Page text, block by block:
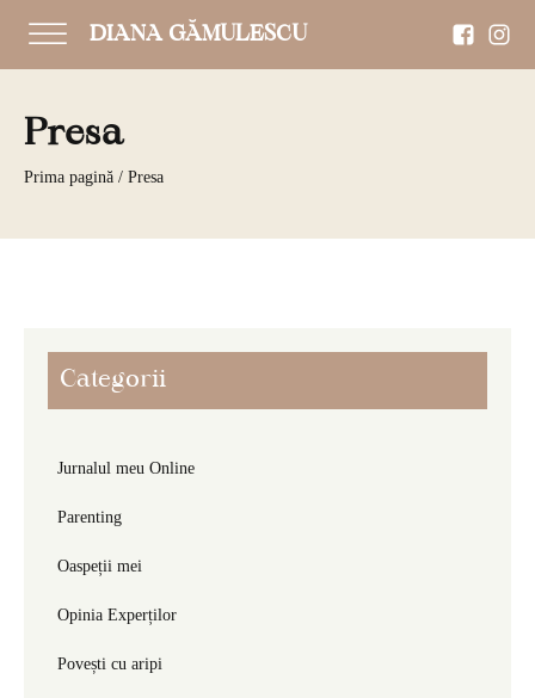
DIANA GĂMULESCU
Presa
Prima pagină / Presa
Categorii
Jurnalul meu Online
Parenting
Oaspeții mei
Opinia Experților
Povești cu aripi